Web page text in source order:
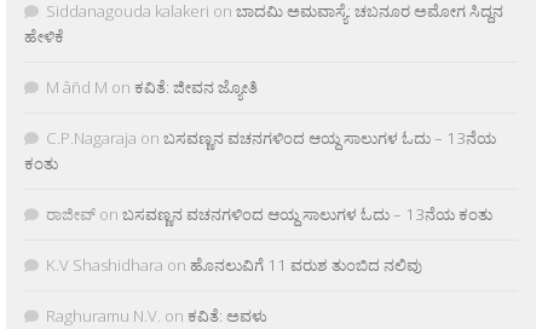
Siddanagouda kalakeri on ಬಾದಮಿ ಅಮವಾಸ್ಯೆ: ಚಬನೂರ ಅಮೋಗ ಸಿದ್ದನ
ಹೇಳಿಕೆ
M âñd M on ಕವಿತೆ: ಜೀವನ ಜ್ಯೋತಿ
C.P.Nagaraja on ಬಸವಣ್ಣನ ವಚನಗಳಿಂದ ಆಯ್ದ ಸಾಲುಗಳ ಓದು – 13ನೆಯ
ಕಂತು
ರಾಜೀವ್ on ಬಸವಣ್ಣನ ವಚನಗಳಿಂದ ಆಯ್ದ ಸಾಲುಗಳ ಓದು – 13ನೆಯ ಕಂತು
K.V Shashidhara on ಹೊನಲುವಿಗೆ 11 ವರುಶ ತುಂಬಿದ ನಲಿವು
Raghuramu N.V. on ಕವಿತೆ: ಅವಳು